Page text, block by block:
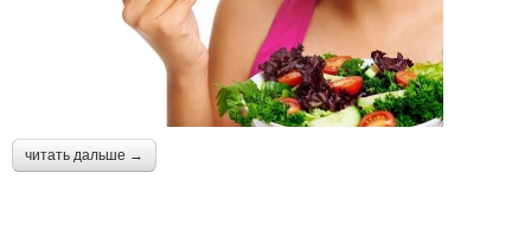
читать дальше →